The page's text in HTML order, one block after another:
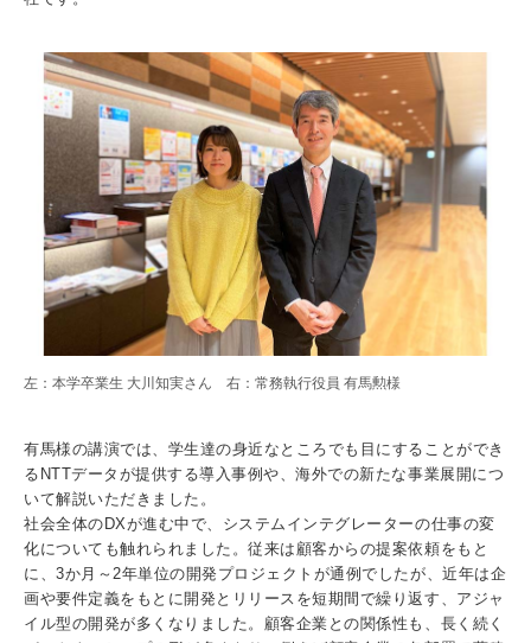
1. Action！x 工学院大学
2. 工学院大学ヒストリー
4. 航空理工学専攻特設サイト
5. 遠隔授業リンク集
6. 寄付・ご支援
左：本学卒業生 大川知実さん 右：常務執行役員 有馬勲様
有馬様の講演では、学生達の身近なところでも目にすることができ
るNTTデータが提供する導入事例や、海外での新たな事業展開につ
いて解説いただきました。
社会全体のDXが進む中で、システムインテグレーターの仕事の変
化についても触れられました。従来は顧客からの提案依頼をもと
に、3か月～2年単位の開発プロジェクトが通例でしたが、近年は企
画や要件定義をもとに開発とリリースを短期間で繰り返す、アジャ
イル型の開発が多くなりました。顧客企業との関係性も、長く続く